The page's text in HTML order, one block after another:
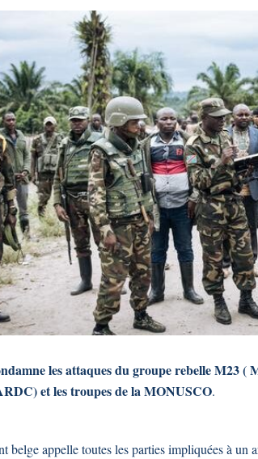
les attaques du groupe rebelle M23 (
et les troupes de la MONUSCO.
belge appelle toutes les parties impliquées à un